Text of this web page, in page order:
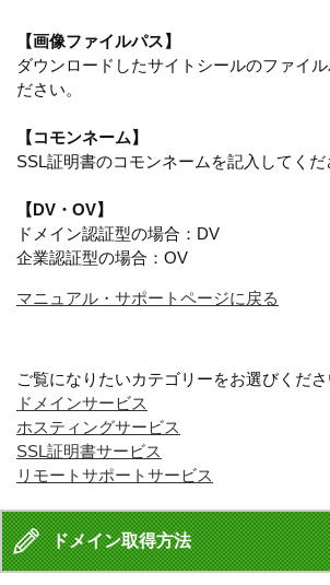
【画像ファイルパス】
ダウンロードしたサイトシールのファイ
ださい。
【コモンネーム】
SSL証明書のコモンネームを記入してくだ
【DV・OV】
ドメイン認証型の場合：DV
企業認証型の場合：OV
マニュアル・サポートページに戻る
ご覧になりたいカテゴリーをお選びくださ
ドメインサービス
ホスティングサービス
SSL証明書サービス
リモートサポートサービス
ドメイン取得方法